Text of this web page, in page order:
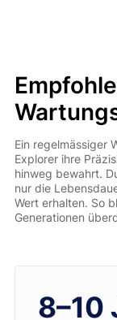
Ein regelmässiger
Explorer ihre
hinweg bewahrt.
nur die
Wert erhalten. So
Generationen
8–10